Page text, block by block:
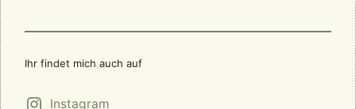
Ihr findet mich auch auf
Instagram